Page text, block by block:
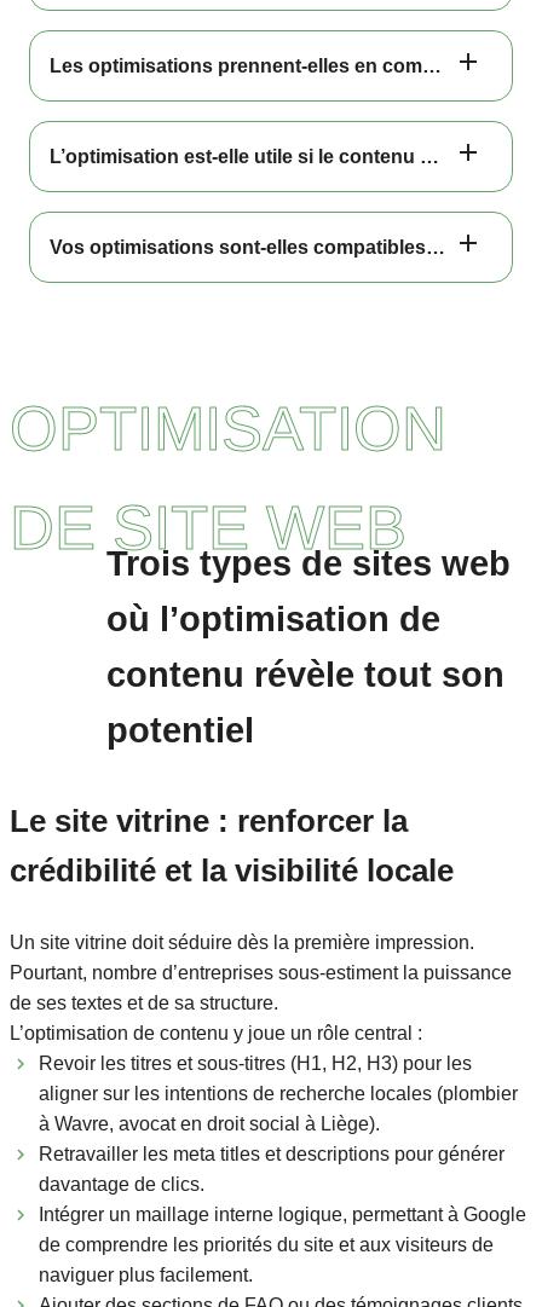
Les optimisations prennent-elles en compte les dernières mises à jour Google ?
L’optimisation est-elle utile si le contenu est déjà bien rédigé ?
Vos optimisations sont-elles compatibles avec l’arrivée des IA génératives ?
OPTIMISATION
DE SITE WEB
Trois types de sites web
où l’optimisation de
contenu révèle tout son
potentiel
Le site vitrine : renforcer la
crédibilité et la visibilité locale
Un site vitrine doit séduire dès la première impression.
Pourtant, nombre d’entreprises sous-estiment la puissance
de ses textes et de sa structure.
L’optimisation de contenu y joue un rôle central :
Revoir les titres et sous-titres (H1, H2, H3) pour les
aligner sur les intentions de recherche locales (plombier
à Wavre, avocat en droit social à Liège).
Retravailler les meta titles et descriptions pour générer
davantage de clics.
Intégrer un maillage interne logique, permettant à Google
de comprendre les priorités du site et aux visiteurs de
naviguer plus facilement.